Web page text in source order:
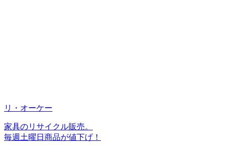
リ・オーケー
家具のリサイクル販売。
毎週土曜日商品が値下げ！